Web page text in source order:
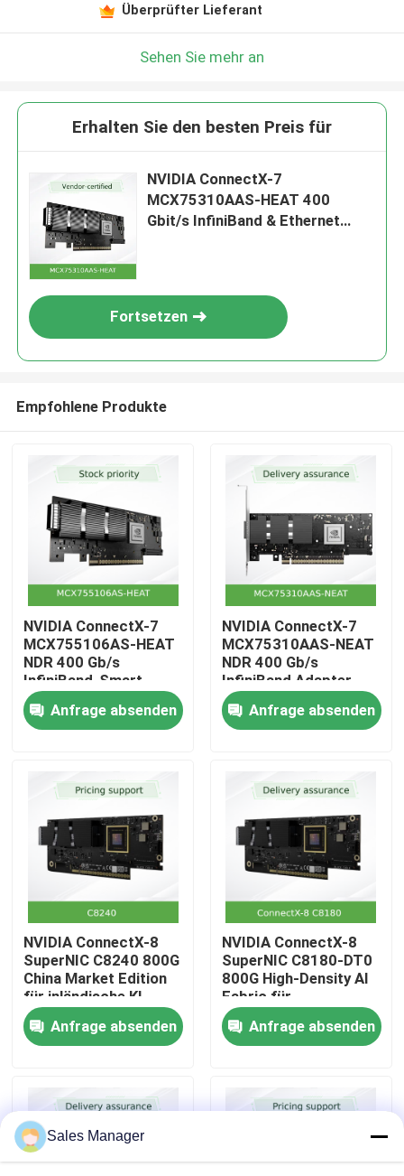
Zu Hause
Produkte
Über uns
Werksbesichtigung
Qualitätskontrolle
Kontakt
Neuigkeiten
Fälle
Angebot anfordern
Überprüfter Lieferant
Sehen Sie mehr an
Erhalten Sie den besten Preis für
NVIDIA ConnectX-7
MCX75310AAS-HEAT 400
Gbit/s InfiniBand & Ethernet
Fortsetzen
Empfohlene Produkte
NVIDIA ConnectX-7
MCX755106AS-HEAT
NDR 400 Gb/s
InfiniBand-Smart-
Adapter
Anfrage absenden
NVIDIA ConnectX-7
MCX75310AAS-NEAT
NDR 400 Gb/s
InfiniBand Adapter
Anfrage absenden
NVIDIA ConnectX-8
SuperNIC C8240 800G
China Market Edition
für inländische KI-
Infrastruktur
Anfrage absenden
NVIDIA ConnectX-8
SuperNIC C8180-DT0
800G High-Density AI
Fabric für
großflächige GPU-
ClusterAnfrage absenden
Sales Manager